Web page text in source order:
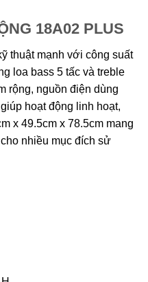
18A02 PLUS
thuật mạnh với công suất
loa bass 5 tấc và treble
rộng, nguồn điện dùng
hoạt động linh hoạt,
x 49.5cm x 78.5cm mang
nhiều mục đích sử